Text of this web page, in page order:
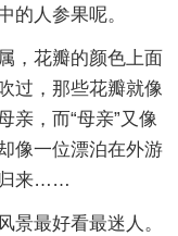
的人参果呢。
，花瓣的颜色上面
过，那些花瓣就像
亲，而“母亲”又像
像一位漂泊在外游
归来……
景最好看最迷人。